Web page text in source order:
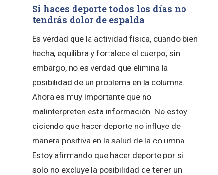
Si haces deporte todos los días no
tendrás dolor de espalda
Es verdad que la actividad física, cuando bien
hecha, equilibra y fortalece el cuerpo; sin
embargo, no es verdad que elimina la
posibilidad de un problema en la columna.
Ahora es muy importante que no
malinterpreten esta información. No estoy
diciendo que hacer deporte no influye de
manera positiva en la salud de la columna.
Estoy afirmando que hacer deporte por si
solo no excluye la posibilidad de tener un